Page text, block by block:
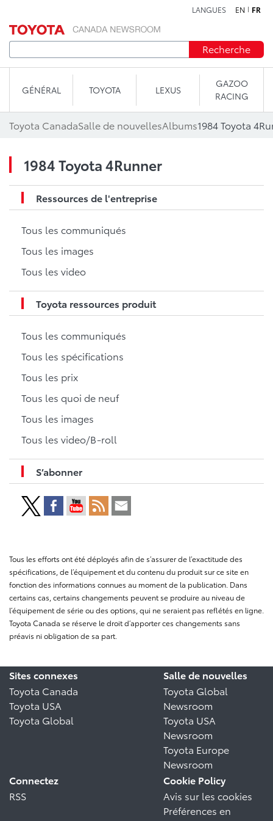
LANGUES EN FR
Recherche
GÉNÉRAL TOYOTA LEXUS
GAZOO
RACING
Toyota CanadaSalle de nouvellesAlbums1984 Toyota
1984 Toyota 4Runner
Ressources de l'entreprise
Tous les communiqués
Tous les images
Tous les video
Toyota ressources produit
Tous les communiqués
Tous les spécifications
Tous les prix
Tous les quoi de neuf
Tous les images
Tous les video/B-roll
S’abonner
Tous les efforts ont été déployés afin de s’assurer de l’exactitude des
spécifications, de l’équipement et du contenu du produit sur ce site en
fonction des informations connues au moment de la publication. Dans
certains cas, certains changements peuvent se produire au niveau de
l’équipement de série ou des options, qui ne seraient pas reflétés en ligne.
Toyota Canada se réserve le droit d’apporter ces changements sans
préavis ni obligation de sa part.
Sites connexes
Toyota Canada
Toyota USA
Toyota Global
Salle de nouvelles
Toyota Global
Newsroom
Toyota USA
Newsroom
Toyota Europe
Newsroom
Connectez
RSS
Cookie Policy
Avis sur les cookies
Préférences en